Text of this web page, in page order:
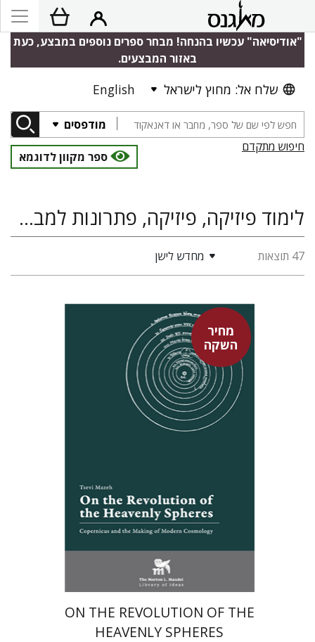
"אודיסיאה" עכשיו בהנחה! מבחר ספרים נוספים במבצע, כעת
באזור המבצעים.
שלח אל: מחוץ לישראל English
מודפסים
חיפוש מתקדם
ספר מקוון לדוגמא
לימוד פיזיקה, פיזיקה, פתרונות למבחנים
47 תוצאות מחדש לישן
מחיר
השקה
צבי מזא"ה
אלישבע הרשלר
מחיר השקה
ON THE REVOLUTION OF THE
HEAVENLY SPHERES